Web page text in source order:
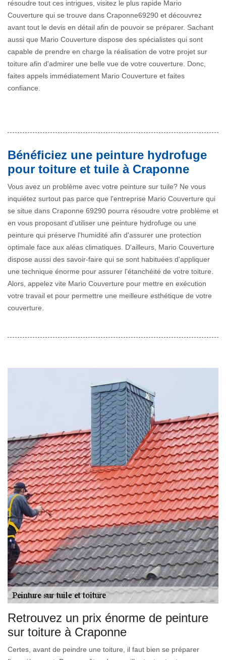
résoudre tout ces intrigues, visitez le plus rapide Mario
Couverture qui se trouve dans Craponne69290 et découvrez
avant tout le devis en détail afin de pouvoir se préparer. Sachant
aussi que Mario Couverture dispose des spécialistes qui sont
capable de prendre en charge la réalisation de votre projet sur
toiture afin d'admirer une belle vue de votre couverture. Donc,
faites appels immédiatement Mario Couverture et faites
confiance.
Bénéficiez une peinture hydrofuge
pour toiture et tuile à Craponne
Vous avez un problème avec votre peinture sur tuile? Ne vous
inquiétez surtout pas parce que l'entreprise Mario Couverture qui
se situe dans Craponne 69290 pourra résoudre votre problème et
en vous proposant d'utiliser une peinture hydrofuge ou une
peinture qui préserve l'humidité afin d'assurer une protection
optimale face aux aléas climatiques. D'ailleurs, Mario Couverture
dispose aussi des savoir-faire qui se sont habituées d'appliquer
une technique énorme pour assurer l'étanchéité de votre toiture.
Alors, appelez vite Mario Couverture pour mettre en exécution
votre travail et pour permettre une meilleure esthétique de votre
couverture.
Retrouvez un prix énorme de peinture
sur toiture à Craponne
Certes, avant de peindre une toiture, il faut bien se préparer